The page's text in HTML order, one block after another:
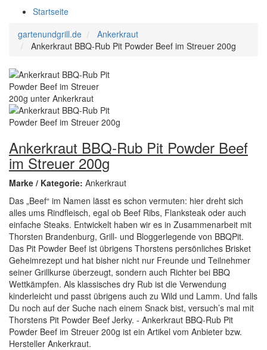
Startseite
gartenundgrill.de
Ankerkraut
Ankerkraut BBQ-Rub Pit Powder Beef im Streuer 200g
Ankerkraut BBQ-Rub Pit Powder Beef
im Streuer 200g
Marke / Kategorie: Ankerkraut
Das „Beef“ im Namen lässt es schon vermuten: hier dreht sich
alles ums Rindfleisch, egal ob Beef Ribs, Flanksteak oder auch
einfache Steaks. Entwickelt haben wir es in Zusammenarbeit mit
Thorsten Brandenburg, Grill- und Bloggerlegende von BBQPit.
Das Pit Powder Beef ist übrigens Thorstens persönliches Brisket
Geheimrezept und hat bisher nicht nur Freunde und Teilnehmer
seiner Grillkurse überzeugt, sondern auch Richter bei BBQ
Wettkämpfen. Als klassisches dry Rub ist die Verwendung
kinderleicht und passt übrigens auch zu Wild und Lamm. Und falls
Du noch auf der Suche nach einem Snack bist, versuch’s mal mit
Thorstens Pit Powder Beef Jerky. - Ankerkraut BBQ-Rub Pit
Powder Beef im Streuer 200g ist ein Artikel vom Anbieter bzw.
Hersteller Ankerkraut.